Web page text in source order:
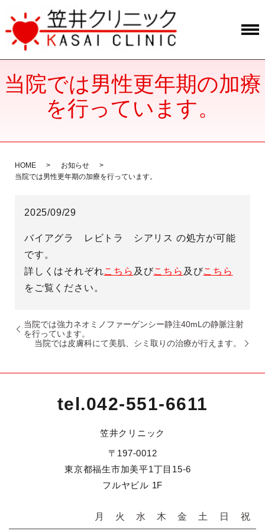
当院では男性更年期の加療
を行っています。
HOME
お知らせ
当院では男性更年期の加療を行っています。
2025/09/29
バイアグラ レビトラ シアリス の処方が可能
です。
詳しくはそれぞれこちら 及びこちら 及びこちら
をご覧ください。
当院では強力ネオミノファーゲンシー静注40mLの静脈注射
を行っています。
当院では皮膚科にて美肌、シミ取りの治療が行えます。
tel.042-551-6611
笠井クリニック
〒197-0012
東京都福生市加美平1丁目15-6
フルヤビル 1F
月 火 水 木 金 土 日 祝